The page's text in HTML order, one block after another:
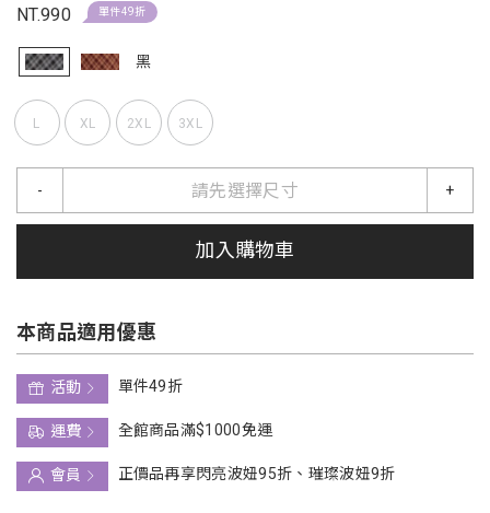
NT.990 單件49折
黑
L XL 2XL 3XL
請先選擇尺寸
- +
加入購物車
本商品適用優惠
活動
單件49折
運費
全館商品滿$1000免運
會員
正價品再享閃亮波妞95折、璀璨波妞9折